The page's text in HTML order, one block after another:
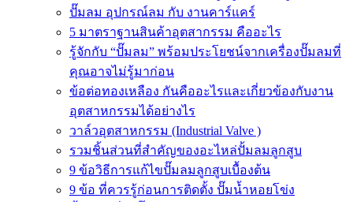
ปั๊มลม อุปกรณ์ลม กับ งานคาร์แคร์
5 มาตราฐานสินค้าอุตสากรรม คืออะไร
รู้จักกับ “ปั๊มลม” พร้อมประโยชน์จากเครื่องปั๊มลมที่
คุณอาจไม่รู้มาก่อน
ข้อต่อทองเหลือง กันคืออะไรและเกี่ยวข้องกับงาน
อุตสาหกรรมได้อย่างไร
วาล์วอุตสาหกรรม (Industrial Valve )
รวมชิ้นส่วนที่สำคัญของอะไหล่ปั้มลมลูกสูบ
9 ข้อวิธีการแก้ไขปั๊มลมลูกสูบเบื้องต้น
9 ข้อ ที่ควรรู้ก่อนการติดตั้ง ปั๊มน้ำหอยโข่ง